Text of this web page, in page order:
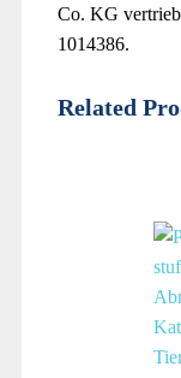
Co. KG
1014386.
Related